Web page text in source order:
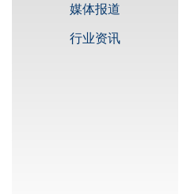
媒体报道
行业资讯